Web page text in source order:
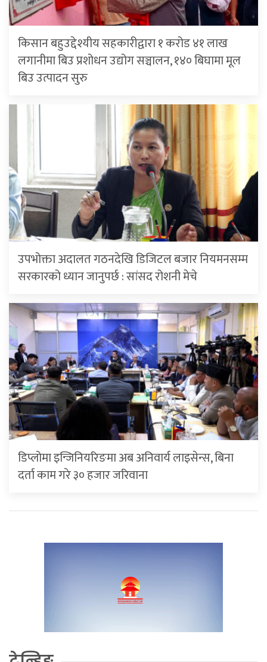
किसान बहुउद्देश्यीय सहकारीद्वारा १ करोड ४१ लाख
लगानीमा बिउ प्रशोधन उद्योग सञ्चालन, १४० बिघामा मूल
बिउ उत्पादन सुरु
उपभोक्ता अदालत गठनदेखि डिजिटल बजार नियमनसम्म
सरकारको ध्यान जानुपर्छ : सांसद रोशनी मेचे
डिप्लोमा इन्जिनियरिङमा अब अनिवार्य लाइसेन्स, बिना
दर्ता काम गरे ३० हजार जरिवाना